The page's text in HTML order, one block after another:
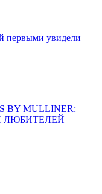
первыми увидели
BY MULLINER:
ЛЮБИТЕЛЕЙ